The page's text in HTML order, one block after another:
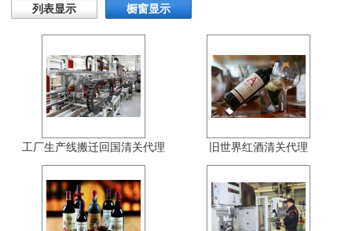
列表显示 橱窗显示
工厂生产线搬迁回国清关代理 旧世界红酒清关代理